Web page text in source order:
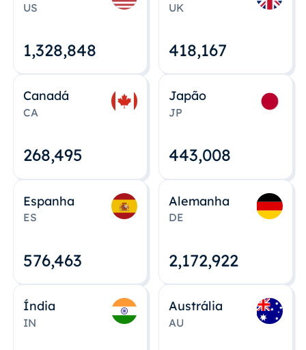
US
1,328,848
UK
418,167
Canadá
CA
268,495
Japão
JP
443,008
Espanha
ES
576,463
Alemanha
DE
2,172,922
Índia
IN
Austrália
AU